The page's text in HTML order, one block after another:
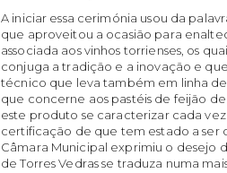
A iniciar essa cerimónia usou da
que aproveitou a ocasião para
associada aos vinhos torrienses, os
conjuga a tradição e a inovação e
técnico que leva também em linha
que concerne aos pastéis de feijão
este produto se caracterizar cada
certificação de que tem estado a ser
Câmara Municipal exprimiu o desejo
de Torres Vedras se traduza numa